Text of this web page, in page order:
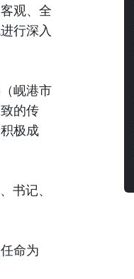
观、全
行深入
岘港市
的传
极成
书记、
命为